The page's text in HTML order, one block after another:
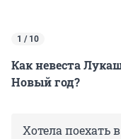
1 / 10
Как невеста
Новый год?
Хотела поехать